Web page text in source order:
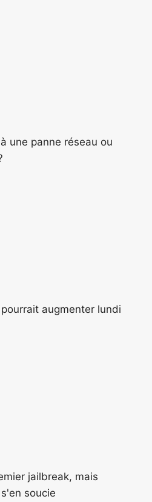
une panne réseau ou
pourrait augmenter lundi
jailbreak, mais
soucie